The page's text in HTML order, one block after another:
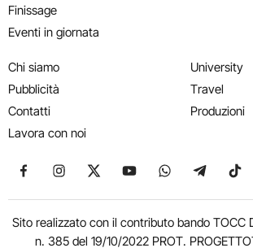
Finissage
Eventi in giornata
Chi siamo
Pubblicità
Contatti
Lavora con noi
University
Travel
Produzioni
Seguici su Facebook
Seguici su Instagram
Seguici su X
Seguici su YouTube
Seguici su
Seguici
Sito realizzato con il contributo bando TOCC
n. 385 del 19/10/2022 PROT.